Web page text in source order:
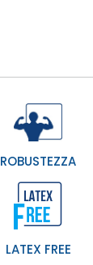
ROBUSTEZZA
LATEX FREE